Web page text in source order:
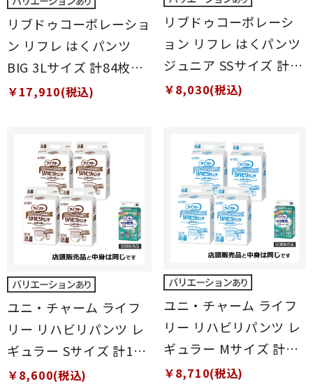
リブドゥコーポレーショ
ン リフレ はくパンツ
BIG 3Lサイズ 計84枚
(14枚×6袋)
￥17,910(税込)
リブドゥコーポレーシ
ョン リフレ はくパンツ
ジュニア SSサイズ 計80
枚 (20枚×4袋)
￥8,030(税込)
ユニ・チャーム ライフ
リー リハビリパンツ レ
ギュラー Sサイズ 計112
枚 (28枚×4袋)
￥8,600(税込)
ユニ・チャーム ライフ
リー リハビリパンツ レ
ギュラー Mサイズ 計
104枚 (26枚×4袋)
￥8,710(税込)